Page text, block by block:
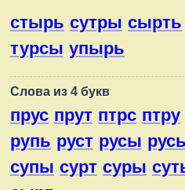
стырь сутры сырть
турсы упырь
Слова из 4 букв
прус прут птрс птру
рупь руст русы русь
супы сурт суры